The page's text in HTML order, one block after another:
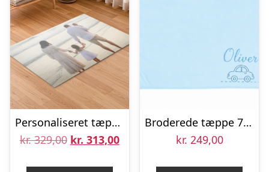
Personaliseret tæppe – 122 x 75 cm
kr.329,00 Den
kr. 313,00Den
Broderede tæppe 74 x 74 cm blå
kr. 249,00